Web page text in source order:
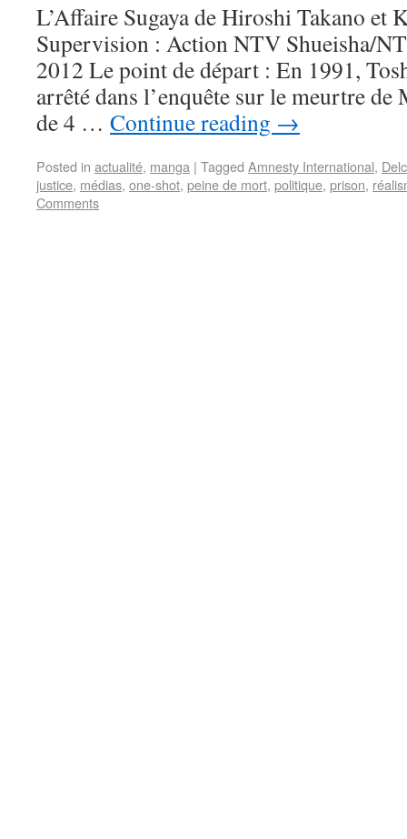
L’Affaire Sugaya de Hiroshi Takano et
Supervision : Action NTV Shueisha/
2012 Le point de départ : En 1991,
arrêté dans l’enquête sur le meurtre
de 4 … Continue reading →
Posted in actualité, manga | Tagged Amnesty International,
justice, médias, one-shot, peine de mort, politique, prison,
Comments